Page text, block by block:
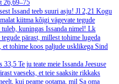
26,69–75
Issand teeb suuri asju! Jl 2,21 Kogu
kiitma kõigi vägevate tegude
kuningas Issanda nimel! Lk
pärast, millest tohime lugeda
et tohime koos paljude usklikega Sind
33,5 Te ju teate meie Issanda Jeesuse
vaeseks, et teie saaksite rikkaks
kui peame ootama, mil Sa oma